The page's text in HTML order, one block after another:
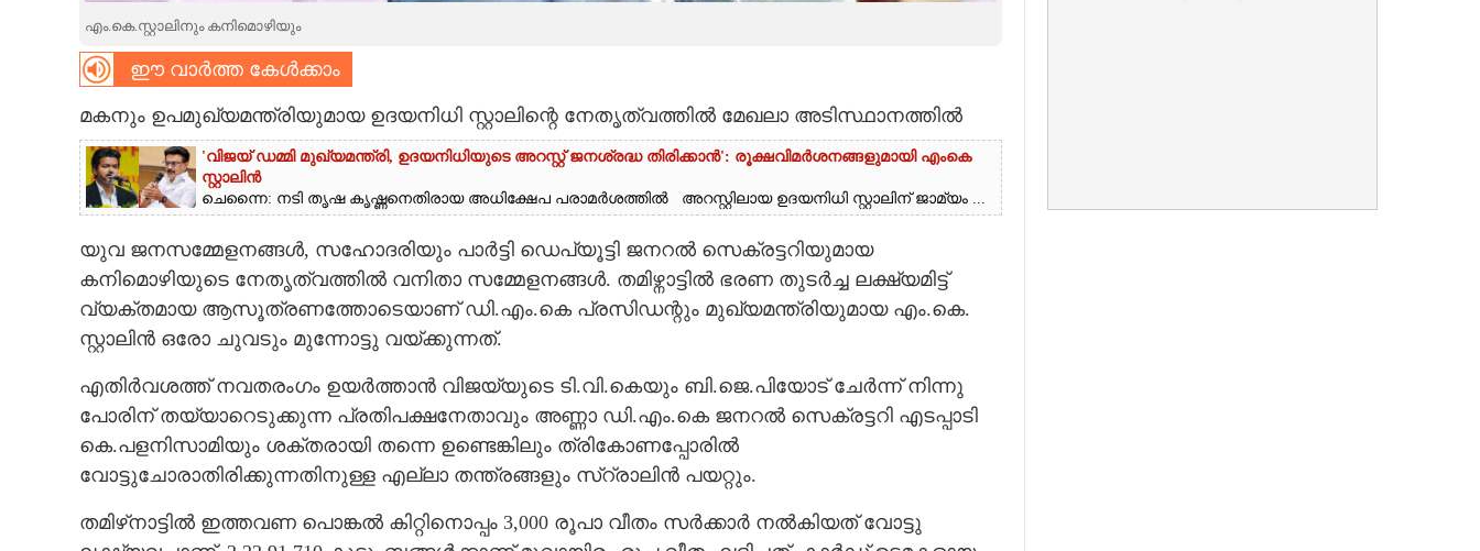
എം.കെ.സ്റ്റാലിനും കനിമൊഴിയും
ഈ വാർത്ത കേൾക്കാം
മകനും ഉപമുഖ്യമന്ത്രിയുമായ ഉദയനിധി സ്റ്റാലിന്റെ നേതൃത്വത്തിൽ മേഖലാ അടിസ്ഥാനത്തിൽ
'വിജയ് ഡമ്മി മുഖ്യമന്ത്രി, ഉദയനിധിയുടെ അറസ്റ്റ് ജനശ്രദ്ധ തിരിക്കാൻ': രൂക്ഷവിമർശനങ്ങളുമായി എംകെ
സ്റ്റാലിൻ
ചെന്നൈ: നടി തൃഷ കൃഷ്ണനെതിരായ അധിക്ഷേപ പരാമർശത്തിൽ അറസ്റ്റിലായ ഉദയനിധി സ്റ്റാലിന് ജാമ്യം ...
യുവ ജനസമ്മേളനങ്ങൾ, സഹോദരിയും പാർട്ടി ഡെപ്യൂട്ടി ജനറൽ സെക്രട്ടറിയുമായ
കനിമൊഴിയുടെ നേതൃത്വത്തിൽ വനിതാ സമ്മേളനങ്ങൾ. തമിഴ്നാട്ടിൽ ഭരണ തുടർച്ച ലക്ഷ്യമിട്ട്
വ്യക്തമായ ആസൂത്രണത്തോടെയാണ് ഡി.എം.കെ പ്രസിഡന്റും മുഖ്യമന്ത്രിയുമായ എം.കെ.
സ്റ്റാലിൻ ഒരോ ചുവടും മുന്നോട്ടു വയ്ക്കുന്നത്.
എതിർവശത്ത് നവതരംഗം ഉയർത്താൻ വിജയ്‌യുടെ ടി.വി.കെയും ബി.ജെ.പിയോട് ചേർന്ന് നിന്നു
പോരിന് തയ്യാറെടുക്കുന്ന പ്രതിപക്ഷനേതാവും അണ്ണാ ഡി.എം.കെ ജനറൽ സെക്രട്ടറി എടപ്പാടി
കെ.പളനിസാമിയും ശക്തരായി തന്നെ ഉണ്ടെങ്കിലും ത്രികോണപ്പോരിൽ
വോട്ടുചോരാതിരിക്കുന്നതിനുള്ള എല്ലാ തന്ത്രങ്ങളും സ്റ്രാലിൻ പയറ്റും.
തമിഴ്‌നാട്ടിൽ ഇത്തവണ പൊങ്കൽ കിറ്റിനൊപ്പം 3,000 രൂപാ വീതം സർക്കാർ നൽകിയത് വോട്ടു